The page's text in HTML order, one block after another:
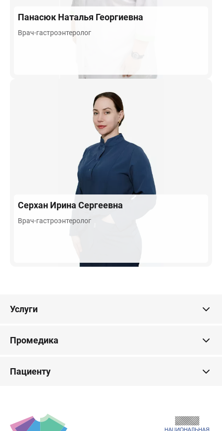
Панасюк Наталья Георгиевна
Врач-гастроэнтеролог
Серхан Ирина Сергеевна
Врач-гастроэнтеролог
Услуги
Промедика
Пациенту